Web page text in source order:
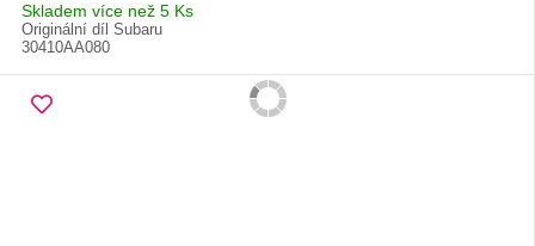
Skladem více než 5 Ks
Originální díl Subaru
30410AA080